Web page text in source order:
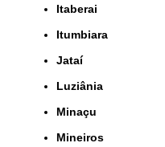
Itaberai
Itumbiara
Jataí
Luziânia
Minaçu
Mineiros